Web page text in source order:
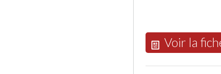
Voir la